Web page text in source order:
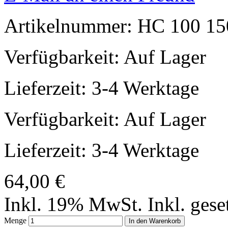
Artikelnummer: HC 100
Verfügbarkeit: Auf Lager
Lieferzeit: 3-4 Werktage
Verfügbarkeit: Auf Lager
Lieferzeit: 3-4 Werktage
64,00 €
Inkl. 19% MwSt. Inkl.
Menge In den Warenkorb